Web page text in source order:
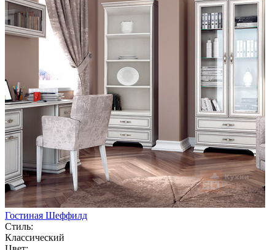
Гостиная Шеффилд
Стиль:
Классический